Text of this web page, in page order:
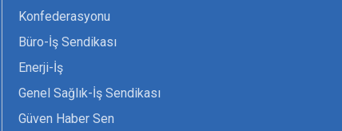
Konfederasyonu
Büro-İş Sendikası
Enerji-İş
Genel Sağlık-İş Sendikası
Güven Haber Sen